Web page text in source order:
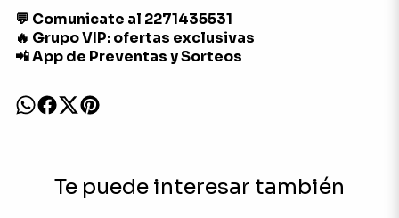
💬 Comunicate al 2271435531
🔥 Grupo VIP: ofertas exclusivas
📲 App de Preventas y Sorteos
Te puede interesar también